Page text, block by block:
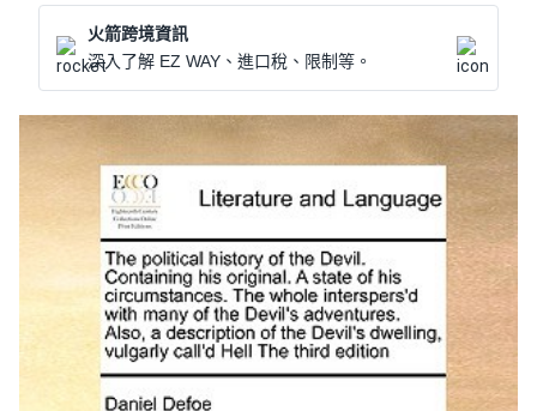
火箭跨境資訊
深入了解 EZ WAY、進口稅、限制等。